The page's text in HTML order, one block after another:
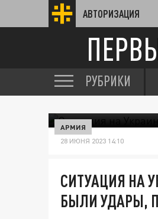
АВТОРИЗАЦИЯ
РУБРИКИ
АРМИЯ
28 ИЮНЯ 2023 14:10
СИТУАЦИЯ НА
БЫЛИ УДАРЫ,